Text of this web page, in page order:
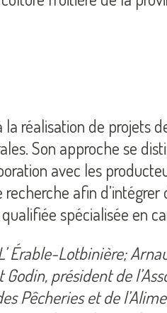
réalisation de projets
Son approche se
avec les
afin d’intégrer
spécialisée en
Érable-Lotbinière;
président de
Pêcheries et de